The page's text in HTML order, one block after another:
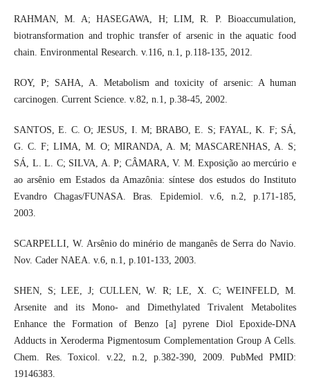
RAHMAN, M. A; HASEGAWA, H; LIM, R. P. Bioaccumulation,
biotransformation and trophic transfer of arsenic in the aquatic food
chain. Environmental Research. v.116, n.1, p.118-135, 2012.
ROY, P; SAHA, A. Metabolism and toxicity of arsenic: A human
carcinogen. Current Science. v.82, n.1, p.38-45, 2002.
SANTOS, E. C. O; JESUS, I. M; BRABO, E. S; FAYAL, K. F; SÁ,
G. C. F; LIMA, M. O; MIRANDA, A. M; MASCARENHAS, A. S;
SÁ, L. L. C; SILVA, A. P; CÂMARA, V. M. Exposição ao mercúrio e
ao arsênio em Estados da Amazônia: síntese dos estudos do Instituto
Evandro Chagas/FUNASA. Bras. Epidemiol. v.6, n.2, p.171-185,
2003.
SCARPELLI, W. Arsênio do minério de manganês de Serra do Navio.
Nov. Cader NAEA. v.6, n.1, p.101-133, 2003.
SHEN, S; LEE, J; CULLEN, W. R; LE, X. C; WEINFELD, M.
Arsenite and its Mono- and Dimethylated Trivalent Metabolites
Enhance the Formation of Benzo [a] pyrene Diol Epoxide-DNA
Adducts in Xeroderma Pigmentosum Complementation Group A Cells.
Chem. Res. Toxicol. v.22, n.2, p.382-390, 2009. PubMed PMID:
19146383.